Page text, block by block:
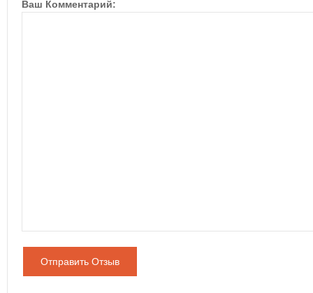
Ваш Комментарий:
Отправить Отзыв